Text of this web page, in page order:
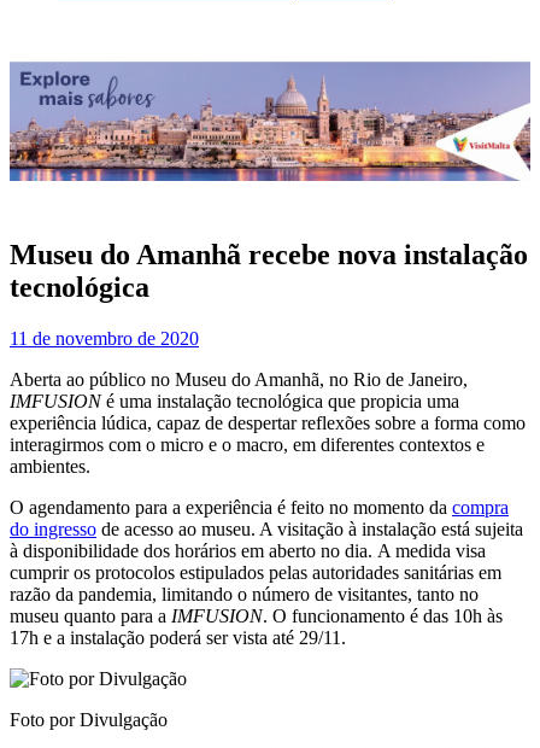
Museu do Amanhã recebe nova instalação
tecnológica
11 de novembro de 2020
Aberta ao público no Museu do Amanhã, no Rio de Janeiro,
IMFUSIONé uma instalação tecnológica que propicia uma
experiência lúdica, capaz de despertar reflexões sobre a forma como
interagirmos com o micro e o macro, em diferentes contextos e
ambientes.
O agendamento para a experiência é feito no momento da compra
do ingresso de acesso ao museu. A visitação à instalação está sujeita
à disponibilidade dos horários em aberto no dia. A medida visa
cumprir os protocolos estipulados pelas autoridades sanitárias em
razão da pandemia, limitando o número de visitantes, tanto no
museu quanto para a IMFUSION. O funcionamento é das 10h às
17h e a instalação poderá ser vista até 29/11.
Foto por Divulgação